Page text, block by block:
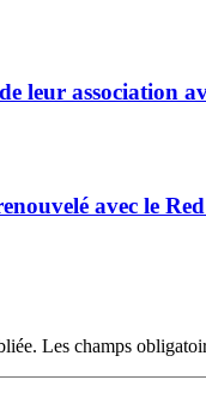
leur association
avec le
Les champs